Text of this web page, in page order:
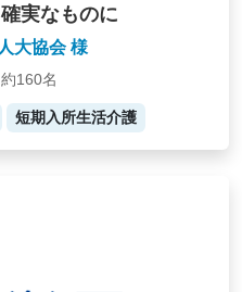
実なものに
大協会 様
160名
短期入所生活介護